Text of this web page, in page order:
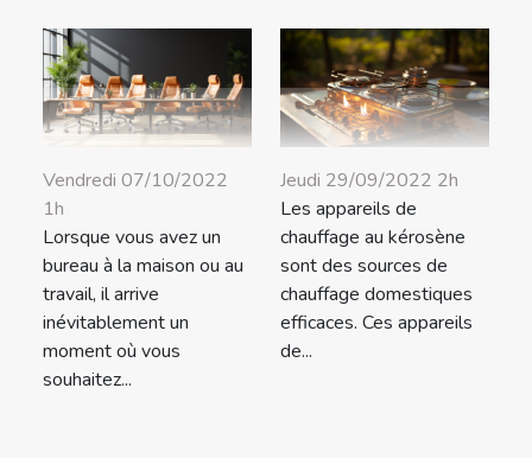
Vendredi 07/10/2022
1h
Lorsque vous avez un
bureau à la maison ou au
travail, il arrive
inévitablement un
moment où vous
souhaitez...
Jeudi 29/09/2022 2h
Les appareils de
chauffage au kérosène
sont des sources de
chauffage domestiques
efficaces. Ces appareils
de...